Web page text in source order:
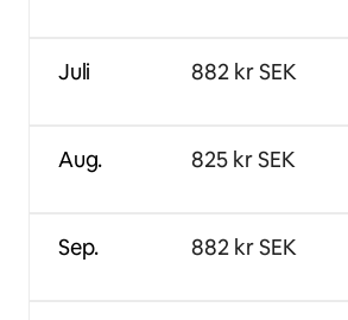
Juli
Aug.
Sep.
882 kr SEK
825 kr SEK
882 kr SEK